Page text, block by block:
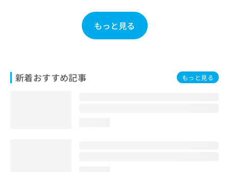
もっと見る
新着おすすめ記事 もっと見る
こ